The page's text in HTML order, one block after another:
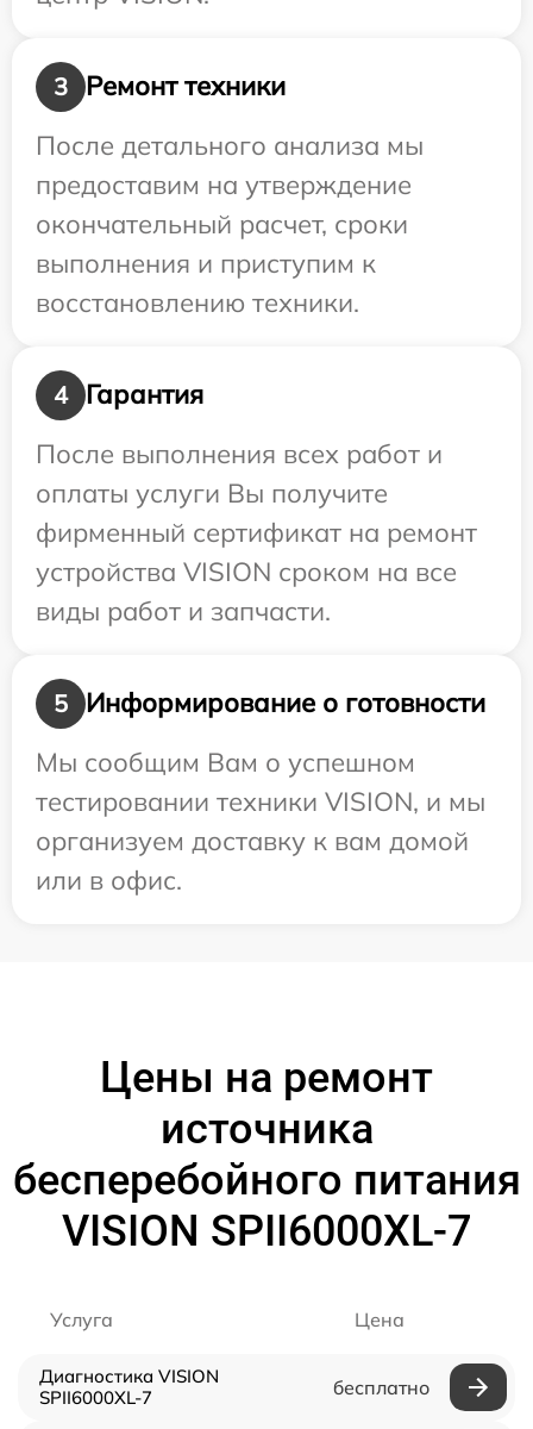
3
Ремонт техники
После детального анализа мы
предоставим на утверждение
окончательный расчет, сроки
выполнения и приступим к
восстановлению техники.
4
Гарантия
После выполнения всех работ и
оплаты услуги Вы получите
фирменный сертификат на ремонт
устройства VISION сроком на все
виды работ и запчасти.
5
Информирование о готовности
Мы сообщим Вам о успешном
тестировании техники VISION, и мы
организуем доставку к вам домой
или в офис.
Цены на ремонт
источника
бесперебойного питания
VISION SPII6000XL-7
Услуга Цена
Диагностика VISION
SPII6000XL-7
бесплатно